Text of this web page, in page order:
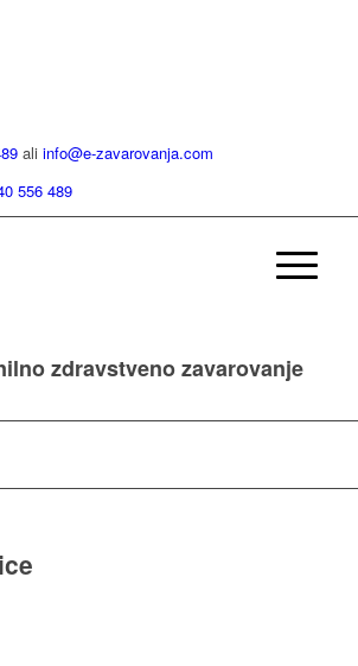
ali info@e-zavarovanja.com
556 489
zdravstveno zavarovanje